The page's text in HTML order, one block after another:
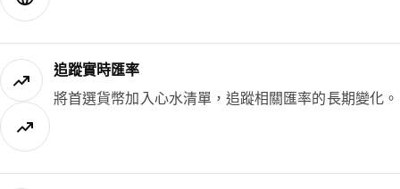
追蹤實時匯率
將首選貨幣加入心水清單，追蹤相關匯率的長期變化。